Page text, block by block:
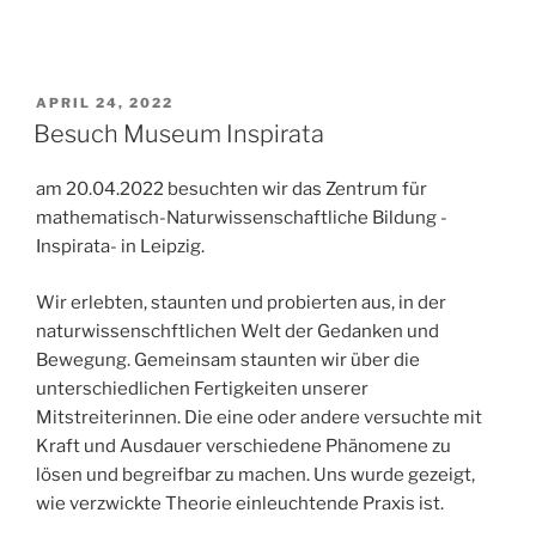
VERÖFFENTLICHT
AM
APRIL 24, 2022
Besuch Museum Inspirata
am 20.04.2022 besuchten wir das Zentrum für
mathematisch-Naturwissenschaftliche Bildung -
Inspirata- in Leipzig.
Wir erlebten, staunten und probierten aus, in der
naturwissenschftlichen Welt der Gedanken und
Bewegung. Gemeinsam staunten wir über die
unterschiedlichen Fertigkeiten unserer
Mitstreiterinnen. Die eine oder andere versuchte mit
Kraft und Ausdauer verschiedene Phänomene zu
lösen und begreifbar zu machen. Uns wurde gezeigt,
wie verzwickte Theorie einleuchtende Praxis ist.